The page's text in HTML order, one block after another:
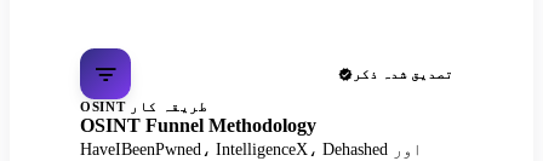
تصدیق شدہ ذکر
OSINT طریقہ کار
OSINT Funnel Methodology
HaveIBeenPwned، IntelligenceX، Dehashed اور